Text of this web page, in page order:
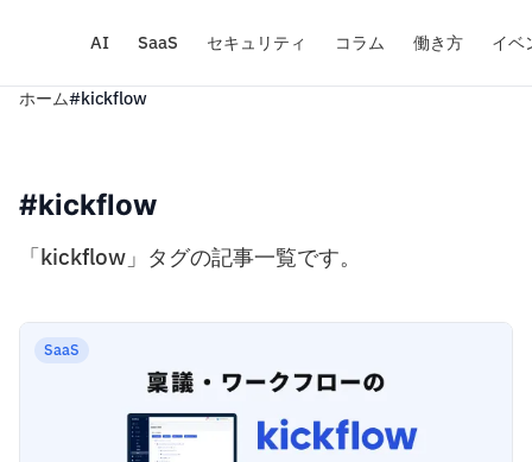
AI SaaS セキュリティ コラム 働き方 イベ
ホーム#kickflow
#kickflow
「kickflow」タグの記事一覧です。
SaaS